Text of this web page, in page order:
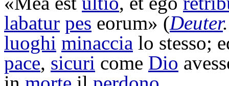
labatur pes eorum» (Deuter
luoghi minaccia lo stesso;
pace, sicuri come Dio